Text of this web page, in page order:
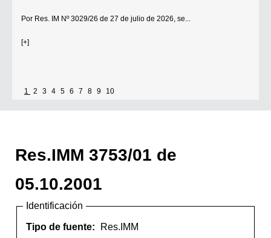
Por Res. IM Nº 3029/26 de 27 de julio de 2026, se...
[+]
1 2 3 4 5 6 7 8 9 10
Res.IMM 3753/01 de
05.10.2001
Identificación
Tipo de fuente:
Res.IMM